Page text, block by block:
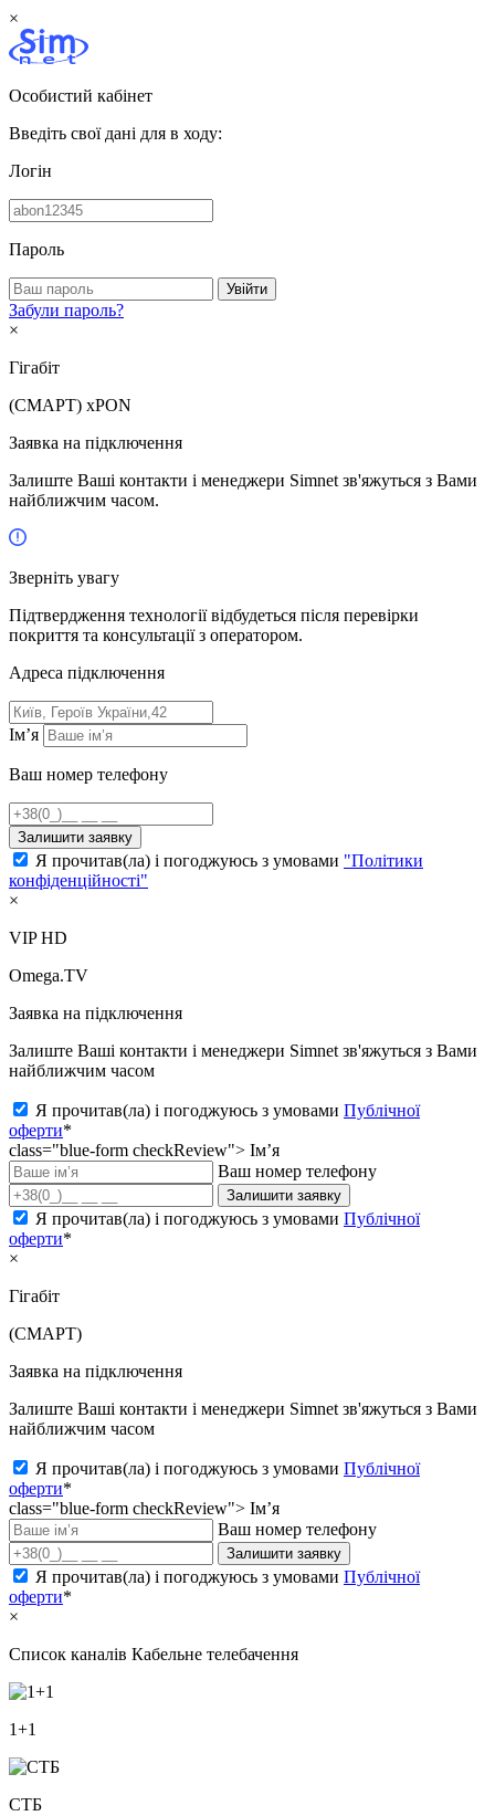
×
Особистий кабінет
Введіть свої дані для в ходу:
Логін
Пароль
Увійти
Забули пароль?
×
Гігабіт
(СМАРТ) xPON
Заявка на підключення
Залиште Ваші контакти і менеджери Simnet зв'яжуться з Вами
найближчим часом.
Зверніть увагу
Підтвердження технології відбудеться після перевірки
покриття та консультації з оператором.
Адресa підключення
Ім’я
Ваш номер телефону
Залишити заявку
Я прочитав(ла) і погоджуюсь з умовами "Політики
конфіденційності"
×
VIP HD
Omega.TV
Заявка на підключення
Залиште Ваші контакти і менеджери Simnet зв'яжуться з Вами
найближчим часом
Я прочитав(ла) і погоджуюсь з умовами Публічної
оферти*
class="blue-form checkReview"> Ім’я
Ваш номер телефону
Залишити заявку
Я прочитав(ла) і погоджуюсь з умовами Публічної
оферти*
×
Гігабіт
(СМАРТ)
Заявка на підключення
Залиште Ваші контакти і менеджери Simnet зв'яжуться з Вами
найближчим часом
Я прочитав(ла) і погоджуюсь з умовами Публічної
оферти*
class="blue-form checkReview"> Ім’я
Ваш номер телефону
Залишити заявку
Я прочитав(ла) і погоджуюсь з умовами Публічної
оферти*
×
Список каналів Кабельне телебачення
1+1
СТБ